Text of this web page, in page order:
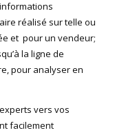
réalisé sur telle ou
et pour un vendeur;
la ligne de
pour analyser en
vers vos
facilement